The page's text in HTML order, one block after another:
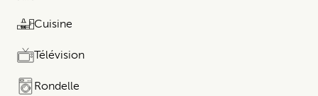
Cuisine
Télévision​​​‌ ‍ ​‍​‍‌‍ ‌ ​‍‌‍‍‌‌‍‌ ‌‍‍‌‌‍ ‍​‍​‍​‍​ ‍‍​‍​‍‌ ​ ‌‍​‌‌‍ ‍‌‍‍‌‌ ‌​‌ ‍‌​‍ ‍‌‍‍‌‌‍ ​‍​‍​‍ ​​‍​‍‌‍‍​‌ ​‍‌ ‍‌‌‌‍‌‍​‍​‍​ ‍‍​‍​‍​‍ ‌ ​ ‌ ‌​‌ ‌‌‌‍‌​‌‍‍‌‌‍ ​‍ ‌‍‍ ‌‌‍ ‍‌ ‌​‌‍‌‌‌‍ ‍‌ ‌​​‍ ‌‍‌‌‌‍‌​‌‍‍‌‌ ‌​​‍ ‌‍ ‌‌‍ ‌ ‍‌​‌‍‌‌​ ‌‌ ​​‌ ​‍‌‍‌‌‌ ​ ‌‍‌‌‌‍ ‌​‌‍​‌‌ ‌​‌‍‍‌‌‍ ‌‍ ‍​ ‍ ‌‍‍‌‌‍‌​​ ‌​ ‌​​ ‌‌‌‍​ ​ ​ ​ ​ ‌​‌‍‌​​ ‌ ​‍ ‌​ ​‌‌‍​‌​ ‌​​ ‌​​‍ ‌​ ‌​​ ‌‍‌‍‌‍‌‍‌‍​‍ ‌​ ‌‍​ ​ ‌‍​‌​‍ ‌​ ‍​​ ‍‌‌‍​ ​ ‌​​ ‌​‌‍‌‍​ ‌ ​ ‌‌‌‍​‍​ ​ ​ ‍‌‍​ ‍ ‌ ‌​‌ ‍‌‌ ​​‌‍‌‌​ ‌‌‍​‌‌‍ ‌‌‍‌‌‌‍ ‌‍‌‌ ‌​‌ ‍ ‌​ ‍ ‌ ​​‌‍​‌‌ ‌​‌‍‍​​ ‌‌ ‌​‌‍‍‌‌ ‌​‌‍ ​‌‍‌‌​ ‌‍​‍‌ ‍​‌‌ ​ ‌‍‌‌‌‌‌‌‌ ​‍‌‍ ​​ ‌​‍‌‌​ ​‍‌​‌‍‌ ​ ‌ ‌​‌ ‌‌‌‍‌ ​‌‍‍‌‌‍ ​‍‌‍‌‍‌‌‍‌​​ ‌​ ‌​​ ‌‌‌‍​ ​ ​ ​ ​ ‌​‌‍‌​​ ‌ ​‍ ‌​ ​‌‌‍​‌​ ‌​​ ‌​​‍ ‌​ ‌​​ ‌‍‌‍‌‍‌‍‌‍​‍ ‌​ ‍‌​ ‌ ‍​ ​ ‌‍​‌​‍ ‌​ ‍​​ ‍‌‌‍​ ​ ‌​​ ‌​‌‍‌‍​ ‌ ​ ‌‌‌‍​‍​ ​ ​ ‌‍‌‍​‍‌‍‌ ‌​‌ ‍‌‌ ​​‌‍‌‌​ ‌‌‍​‌‌‍ ‌‌‍‌‌‌‍ ‌‌‍‌‌‍ ‌ ​‌ ‍‌​‍‌‍‌ ​​‌‍​‌‌ ‌​‌‍‍​​ ‌‌ ‌​‌‍‍‌‌ ‌​‌‍ ​‌‍‌‌​‍​‍‌ ‌‌ ‍ ​‍​‍‌‍ ‌ ​‍‌‍‍‌‌‍‌ ‌‍‍‌‌‍ ‍​‍​‍​ ‍‍​‍​‌ ​ ‌‍ ​‌‌‍ ‍‌‍‍‌‌ ‌​‌ ‍‌​‍ ‍‌‍‍‌‌‍ ​‍​‍​‍ ​​‍​‍‌‍‍​‌ ​‍‌‍‌‌ ‌‍‌‍​‍​‍​ ‍‍​‍​‍ ‌ ​ ‌ ‌​‌ ‌‌‌‍‌​‌‍‍‌‌‍ ​‍ ‌‍‍‌‌‍ ‍‌ ‌​‌‍‌‌‌‍ ‍‌ ‌​​‍ ‌‍‌‌‌‍‌​‌‍‍‌‌ ‌​​‍ ‌‍ ‌‌‍ ‌‍‌​ ‌‍‌‌​ ‌‌ ​​‌ ​‍‌‍‌‌‌ ​ ‌‍‌‌‌‍ ‌ ‌​‌‍​‌‌ ‌​‌‍‍‌‌‍ ‌‍ ‍​ ‍ ‌‍‍‌‌‍‌​​ ‌​ ‌​ ‌​ ‌‍‌​ ​‌‌‍‌​​ ​​ ‌‍​ ​‌‍‌‌‌‍‌‍​‍ ‌​ ​ ‌‍‌‌‌‍‌‍​ ​‍​‍ ‌​ ‌​​ ‌‌​ ​ ‌‍​‍​‍ ‌‌‍​‍‌‍​ ​ ‌‍‌‍ ​‌​‍ ‌‌‍​‍​ ​ ‌‍​‌‌‍​‌​ ‍​​ ​ ​ ​‍​ ‍​‌‍​‌‌‍​ ​ ‌​​ ‍​​ ‍ ‌ ‌​‌ ‍‌‌ ​​‌‍‌‌​ ‌‌‍​‌‌‍ ‌‌‍‌‌‌‍ ‌‍‌‌‌ ‌​‌ ‍‌​ ‍ ‌ ​​‌‍​‌‌ ‌​‌‍‍​​ ‌‌ ‌​‌‍‍‌‌ ‌​‌‍ ​‌‍‌‌​ ‌‍​‌‍​‌ ‌ ​ ‌‍‌‌‌‌‌‌‌ ​‍‌‍ ​​ ‌​‍‌‌​ ​‍‌​‌‍‌ ​ ‌ ‌​‌ ‌‌‌‍‌​‌‍ ‍‌‌‍ ​‍‌‍‌‍‍‌‌‍‌​​ ‌​ ‍‌​ ​‌‌‍‌​​ ​​ ‌‍​ ​‌‍‌‌‌‍‌ ​‍ ‌​ ​ ‌‍‌‌‌‍‌‍​ ​‍​‍ ‌​ ‌​​ ‌‌​ ​ ‌‍​‍​‍ ‌‌‍​‌‍​ ​ ‌‍‌‍​‌​‍ ‌‌‍​‍​ ​ ‌‍​‌‌‍​‌​ ‍​​ ​ ​ ​‍​ ‌‍​‌‌‍​ ​ ‌​ ‍​​‍‌‍‌ ‌​‌ ‍‌‌ ​​‌‍‌‌​ ‌‌‍​‌‌‍ ‌‌‍‌‌‌‍ ‌‍‌‌ ‌​‌ ‍‌​‍‌‍‌ ​​‌‍​‌‌ ‌​‌‍‍​​ ‌‌ ‌​‌‍‍‌‌ ‌​‌‍ ​‌‍‌‌​‍​‍‌ ‌‌ ‍ ​‍​‍‌‍ ‌ ​‍‌‍‍‌‌‍‌ ‌‍‍‌‌‍ ‍​‍​‍​ ‍‍​‍​‍‌ ​ ‌‍​‌‌‍ ‍‌‍‍‌‌ ‌​‌ ‍‌​‍ ‍‌‍‍‌‌‍ ​‍​‍​‍ ​​‍​‍‌‍‍​‌ ​‍‌‍‌‌‌‍‌‍​‍​‍​ ‍‍​‍​‍​‍ ‌ ​ ‌ ‌​‌ ‌‌‌‍‌​‌‍‍‌‌‍ ​‍ ‌‍‍‌‌‍ ‍‌ ‌​‌‍‌‌‌‍ ‍‌ ‌​​‍ ‌‍‌‌‌‍‌​‌‍‍‌‌ ‌​​‍ ‌‍ ‌‌‍ ‌‍‌​‌‍‌‌​ ‌‌ ​​‌ ​‍‌‍‌‌‌ ​ ‌‍‌‌‌‍ ‍‌ ‌​‌‍​‌‌ ‌​‌‍‍‌‌‍ ‌‍ ‍​ ‍ ‌‍‍‌‌‍‌​​ ‌​ ‌​​ ‌‌‌‍​ ​ ​ ​ ​​​ ‌​‌‍‌​​ ‌ ​‍ ‌​ ​‌‌‍​‌​ ‌​​ ‌​​‍ ‌​ ‌​​ ‌‍‌‍‌‍‌‍‌‍​‍ ‌​ ‍‌​ ‌‍​ ​ ‌‍​‌​‍ ‌​ ‍​​ ‍‌‌‍​ ​ ‌​​ ‌​‌‍‌‍​ ‌ ​ ‌‌‌‍​‍​ ​ ​ ​ ‌‍‌‍​ ‍ ‌ ‌​‌ ‍‌‌ ​​‌‍‌‌​ ‌‌‍​‌‌‍ ‌‌‍‌‌‌‍ ‍‌‍‍‌‌ ‌​‌ ‍‌​ ‍ ‌ ​​‌‍​‌‌ ‌​‌‍‍​​ ‌‌ ‌​‌‍‍‌‌ ‌​‌‍ ​‌‍‌‌​ ‌‍​‍‌‍​‌‌ ​ ‌‍‌‌‌‌‌‌‌ ​‍‌‍ ​​ ‌​‍‌‌​ ​‍‌​‌‍‌ ​ ‌ ‌​‌ ‌‌‌‍‌​‌‍‍‌‌‍ ​‍‌‍‌‍‍‌‌‍‌​​ ‌​ ‌​​ ‌‌‌‍​ ​ ​ ​ ​​​ ‌​‌‍‌​​ ‌ ​‍ ‌​ ​‌‌‍​‌​ ‌​​ ‌​​‍ ‌​ ‌​​ ‌‍‌‍‌‍‌‍‌‍​‍ ‌​ ‍‌​ ‌‍​ ​ ‌‍​‌​‍ ‌​ ‍​​ ‍‌‌‍​ ​ ‌​​ ‌​‌‍‌‍​ ‌ ​ ‌‌‌‍​‍​ ​ ​ ​ ‌‍‌‍​‍‌‍‌ ‌​‌ ‍‌‌ ​​‌‍‌‌​ ‌‌‍​‌‌‍ ‌‌‍‌‌‌‍ ‍‌‍‍‌‌ ‌​‌ ‍‌​‍‌‍‌ ​​‌‍​‌‌ ‌​‌‍‍​​ ‌‌ ‌​‌‍‍‌‌ ‌​‌‍ ​‌‍‌‌​‍​‍‌ ‌
Rondelle